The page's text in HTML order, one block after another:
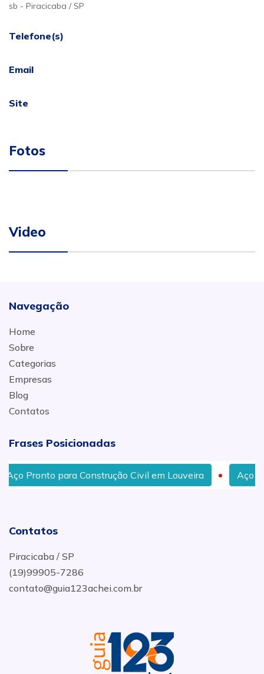
sb - Piracicaba / SP
Telefone(s)
Email
Site
Fotos
Video
Navegação
Home
Sobre
Categorias
Empresas
Blog
Contatos
Frases Posicionadas
Pronto para Construção Civil em Louveira Aço e
Contatos
Piracicaba / SP
(19)99905-7286
contato@guia123achei.com.br